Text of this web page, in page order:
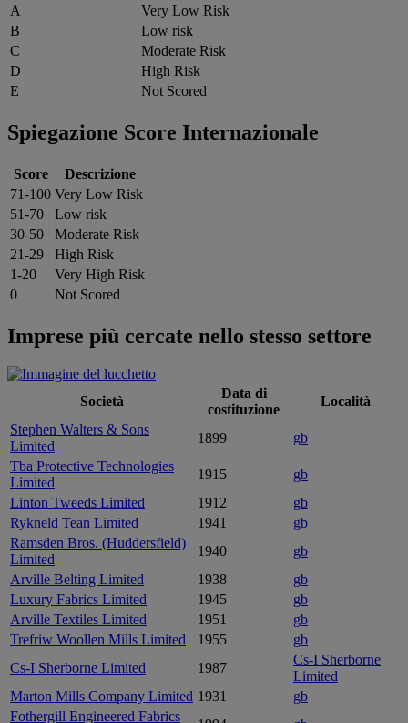
A
Very Low Risk
B
Low risk
C
Moderate Risk
D
High Risk
E
Not Scored
Spiegazione Score Internazionale
Score
Descrizione
71-100 Very Low Risk
51-70
Low risk
30-50
Moderate Risk
21-29
High Risk
1-20
Very High Risk
0
Not Scored
Imprese più cercate nello stesso settore
Società
Data di
costituzione
Località
Stephen Walters & Sons
Limited
1899
gb
Tba Protective Technologies
Limited
1915
gb
Linton Tweeds Limited
1912
gb
Rykneld Tean Limited
1941
gb
Ramsden Bros. (Huddersfield)
Limited
1940
gb
Arville Belting Limited
1938
gb
Luxury Fabrics Limited
1945
gb
Arville Textiles Limited
1951
gb
Trefriw Woollen Mills Limited
1955
gb
Cs-I Sherborne Limited
1987
Cs-I Sherborne
Limited
Marton Mills Company Limited 1931
gb
Fothergill Engineered Fabrics